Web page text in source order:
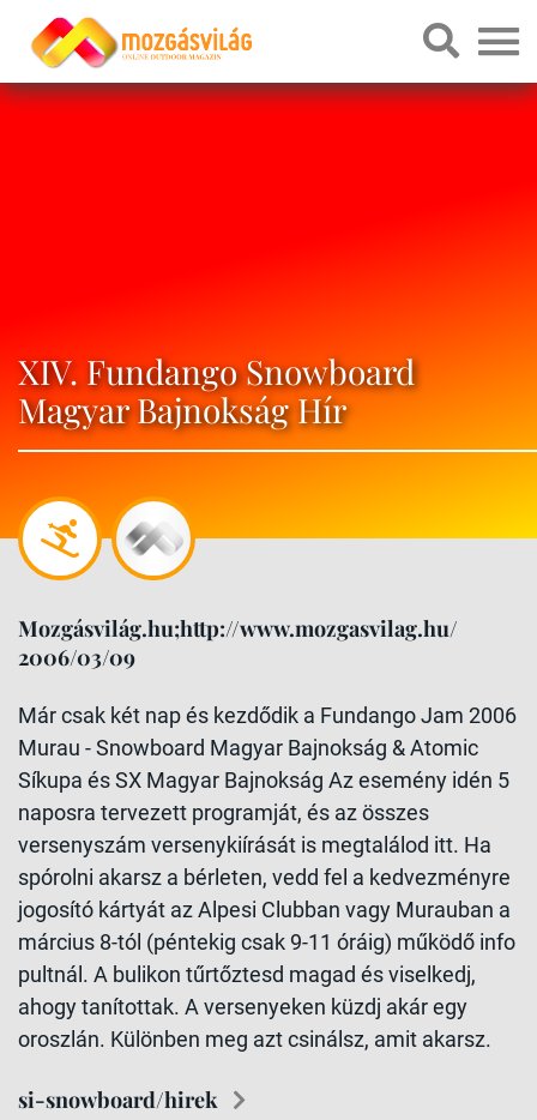
XIV. Fundango Snowboard
Magyar Bajnokság Hír
Mozgásvilág.hu;http://www.mozgasvilag.hu/
2006/03/09
Már csak két nap és kezdődik a Fundango Jam 2006
Murau - Snowboard Magyar Bajnokság & Atomic
Síkupa és SX Magyar Bajnokság Az esemény idén 5
naposra tervezett programját, és az összes
versenyszám versenykiírását is megtalálod itt. Ha
spórolni akarsz a bérleten, vedd fel a kedvezményre
jogosító kártyát az Alpesi Clubban vagy Murauban a
március 8-tól (péntekig csak 9-11 óráig) működő info
pultnál. A bulikon tűrtőztesd magad és viselkedj,
ahogy tanítottak. A versenyeken küzdj akár egy
oroszlán. Különben meg azt csinálsz, amit akarsz.
si-snowboard/hirek